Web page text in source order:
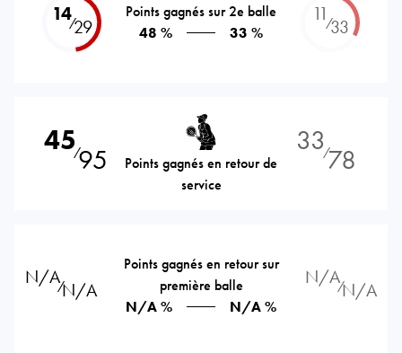
14⁄29
Points gagnés sur 2e balle
48 %
33 %
11⁄33
45⁄95
Points gagnés en retour de
service
33⁄78
N/A⁄N/A
Points gagnés en retour sur
première balle
N/A %
N/A %
N/A⁄N/A